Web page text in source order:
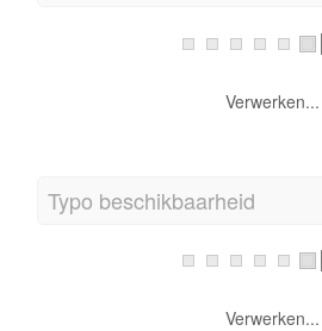
Verwerken...
Typo beschikbaarheid
Verwerken...